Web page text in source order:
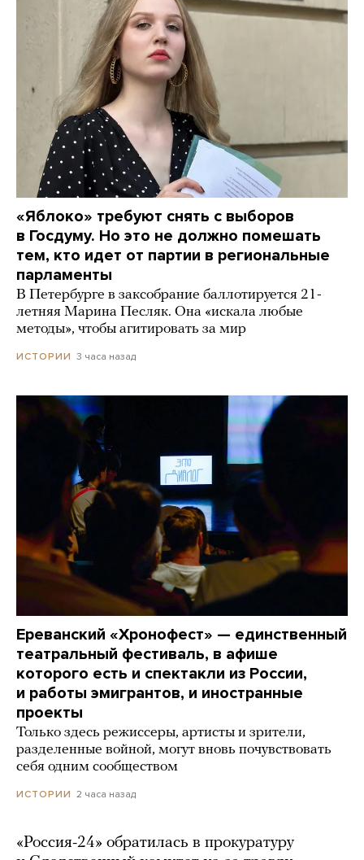
«Яблоко» требуют снять с выборов
в Госдуму. Но это не должно помешать
тем, кто идет от партии в региональные
парламенты
В Петербурге в заксобрание баллотируется 21-
летняя Марина Песляк. Она «искала любые
методы», чтобы агитировать за мир
ИСТОРИИ 3 часа назад
Ереванский «Хронофест» — единственный
театральный фестиваль, в афише
которого есть и спектакли из России,
и работы эмигрантов, и иностранные
проекты
Только здесь режиссеры, артисты и зрители,
разделенные войной, могут вновь почувствовать
себя одним сообществом
ИСТОРИИ 2 часа назад
«Россия-24» обратилась в прокуратуру